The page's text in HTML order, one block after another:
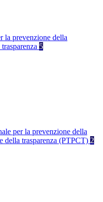
la prevenzione della
5
per la prevenzione della
della trasparenza (PTPCT) 2